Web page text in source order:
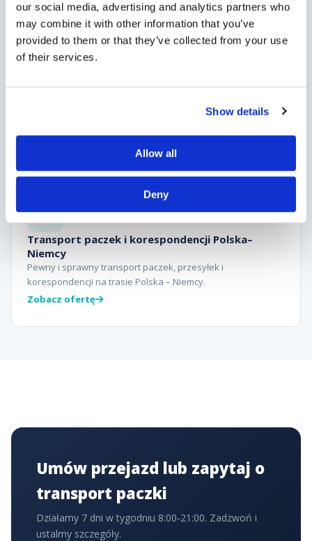
our social media, advertising and analytics partners who
may combine it with other information that you’ve
provided to them or that they’ve collected from your use
of their services.
Show details
Allow all
Deny
Busy do Niemiec – przewóz osób
Transport paczek i korespondencji Polska–
Niemcy
Pewny i sprawny transport paczek, przesyłek i
korespondencji na trasie Polska – Niemcy.
Zobacz ofertę
Umów przejazd lub zapytaj o
transport paczki
Działamy 7 dni w tygodniu 8:00-21:00. Zadzwoń i
ustalmy szczegóły.